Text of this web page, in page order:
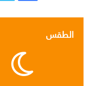
ب
و
الطقس